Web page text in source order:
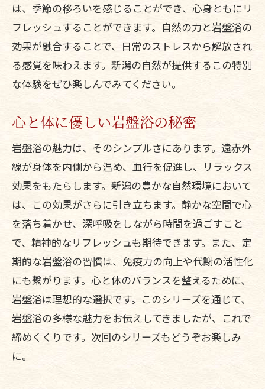
は、季節の移ろいを感じることができ、心身ともにリ
フレッシュすることができます。自然の力と岩盤浴の
効果が融合することで、日常のストレスから解放され
る感覚を味わえます。新潟の自然が提供するこの特別
な体験をぜひ楽しんでみてください。
心と体に優しい岩盤浴の秘密
岩盤浴の魅力は、そのシンプルさにあります。遠赤外
線が身体を内側から温め、血行を促進し、リラックス
効果をもたらします。新潟の豊かな自然環境において
は、この効果がさらに引き立ちます。静かな空間で心
を落ち着かせ、深呼吸をしながら時間を過ごすこと
で、精神的なリフレッシュも期待できます。また、定
期的な岩盤浴の習慣は、免疫力の向上や代謝の活性化
にも繋がります。心と体のバランスを整えるために、
岩盤浴は理想的な選択です。このシリーズを通じて、
岩盤浴の多様な魅力をお伝えしてきましたが、これで
締めくくりです。次回のシリーズもどうぞお楽しみ
に。